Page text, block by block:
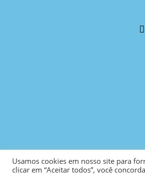
Usamos cookies em nosso site para
clicar em “Aceitar todos”, você